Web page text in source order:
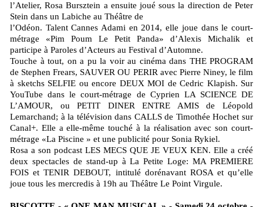
l’Atelier, Rosa Bursztein a ensuite joué sous la direction de Peter
Stein dans un Labiche au Théâtre de
l’Odéon. Talent Cannes Adami en 2014, elle joue dans le court-
métrage «Pim Poum Le Petit Panda» d’Alexis Michalik et
participe à Paroles d’Acteurs au Festival d’Automne.
Touche à tout, on a pu la voir au cinéma dans THE PROGRAM
de Stephen Frears, SAUVER OU PERIR avec Pierre Niney, le film
à sketchs SELFIE ou encore DEUX MOI de Cedric Klapish. Sur
YouTube dans le court-métrage de Cyprien LA SCIENCE DE
L’AMOUR, ou PETIT DINER ENTRE AMIS de Léopold
Lemarchand; à la télévision dans CALLS de Timothée Hochet sur
Canal+. Elle a elle-même touché à la réalisation avec son court-
métrage «La Piscine » et une publicité pour Sonia Rykiel.
Rosa a son podcast LES MECS QUE JE VEUX KEN. Elle a créé
deux spectacles de stand-up à La Petite Loge: MA PREMIERE
FOIS et TENIR DEBOUT, intitulé dorénavant ROSA et qu’elle
joue tous les mercredis à 19h au Théâtre Le Point Virgule.